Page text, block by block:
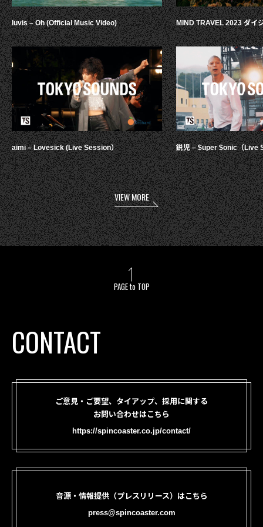
luvis – Oh (Official Music Video)
aimi – Lovesick (Live Session）
MIND TRAVEL 2023 ダイ
鋭児 – $uper $onic（Live
VIEW MORE
PAGE to TOP
CONTACT
ご意見・ご要望、タイアップ、採用に関する
お問い合わせはこちら
https://spincoaster.co.jp/contact/
音源・情報提供（プレスリリース）はこちら
press@spincoaster.com